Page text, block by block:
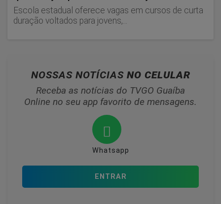
Escola estadual oferece vagas em cursos de curta
duração voltados para jovens,...
NOSSAS NOTÍCIAS NO CELULAR
Receba as notícias do TVGO Guaíba
Online no seu app favorito de mensagens.
Whatsapp
ENTRAR